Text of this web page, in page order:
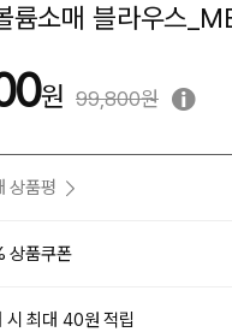
륨소매 블라우스
99,800원
상품평
상품쿠폰
시 최대 40원 적립